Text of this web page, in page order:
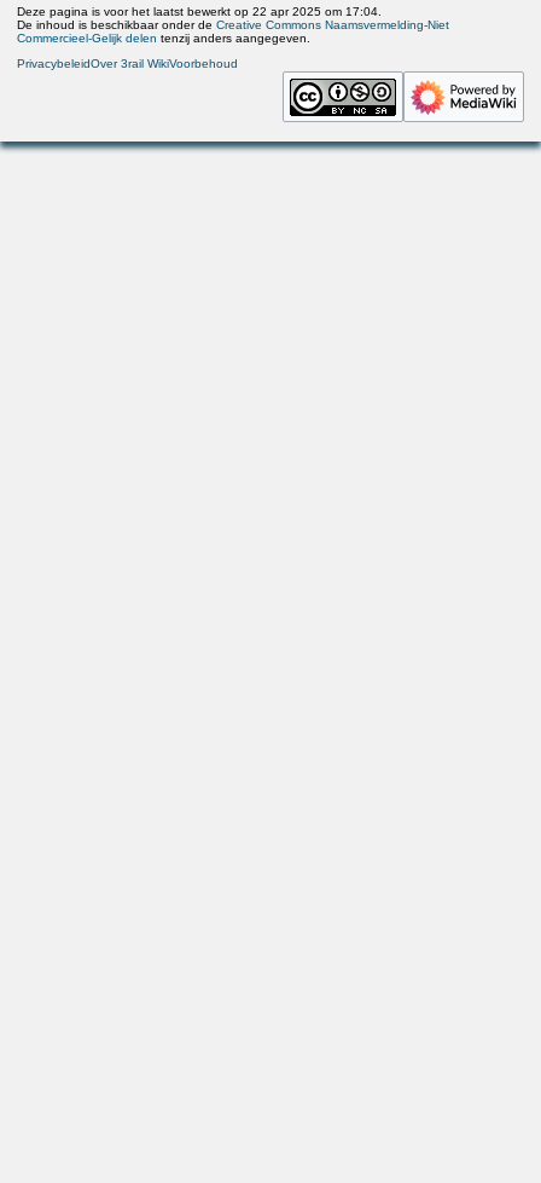
Deze pagina is voor het laatst bewerkt op 22 apr 2025 om 17:04.
De inhoud is beschikbaar onder deCreative Commons Naamsvermelding-Niet
Commercieel-Gelijk delen tenzij anders aangegeven.
PrivacybeleidOver 3rail WikiVoorbehoud